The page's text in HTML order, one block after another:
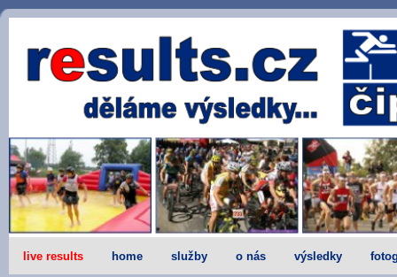
live results home služby o nás výsledky